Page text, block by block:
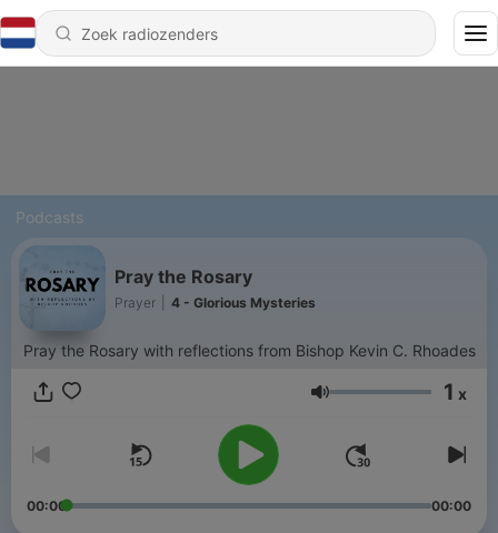
Podcasts
Pray the Rosary
Prayer 4 - Glorious Mysteries
Pray the Rosary with reflections from Bishop Kevin C. Rhoades
Volume 1 x
00:00 00:00